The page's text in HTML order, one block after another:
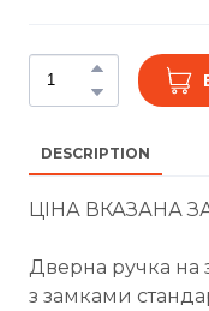
DESCRIPTION
ЦІНА ВКАЗАНА
Дверна ручка на
з замками